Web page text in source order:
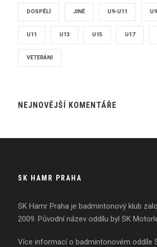
DOSPĚLÍ JINÉ U9-U11
U11 U13 U15 U17
VETERÁNI
NEJNOVĚJŠÍ KOMENTÁŘE
SK HAMR PRAHA
SK Hamr Praha je badmintonový klub
2009. Původní název oddílu byl SK
Více informací o badmintonovém oddíle